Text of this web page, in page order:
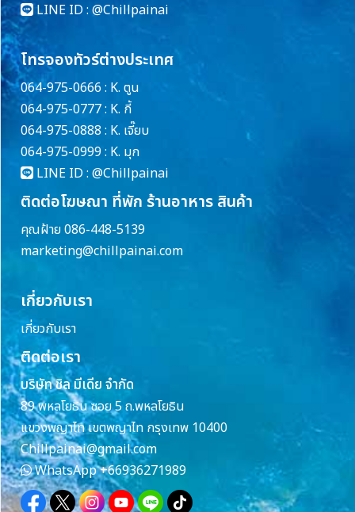
LINE ID : @Chillpainai
โทรจองทัวร์ต่างประเทศ
064-975-0666 : K. ตูน
064-975-0777 : K. กี้
064-975-0888 : K. เจี๊ยบ
064-975-0999 : K. มุก
LINE ID : @Chillpainai
ติดต่อโฆษณา ที่พัก ร้านอาหาร สินค้า
คุณฝ้าย 086-448-5139
marketing@chillpainai.com
เกี่ยวกับเรา
เกี่ยวกับเรา
ติดต่อเรา
บริษัท ชิล มีเดีย จำกัด
89 พหลโยธิน ซอย 5 ถ.พหลโยธิน
แขวงพญาไท เขตพญาไท กรุงเทพ 10400
Chillpainai@gmail.com
WhatsApp+66936271989